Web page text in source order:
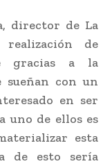
director de La
de
gracias a la
sueñan con un
en ser
uno de ellos es
esta
de esto sería